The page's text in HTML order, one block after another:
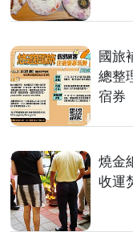
國旅
總整
宿券
燒金
收運